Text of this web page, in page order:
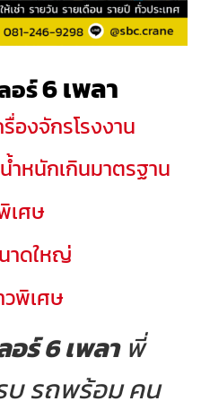
อร์6 เพลา
องจักรโรงงาน
ำหนักเกินมาตรฐาน
เศษ
าดใหญ่
วพิเศษ
อร์ 6 เพลาพี่
บ รถพร้อม คน